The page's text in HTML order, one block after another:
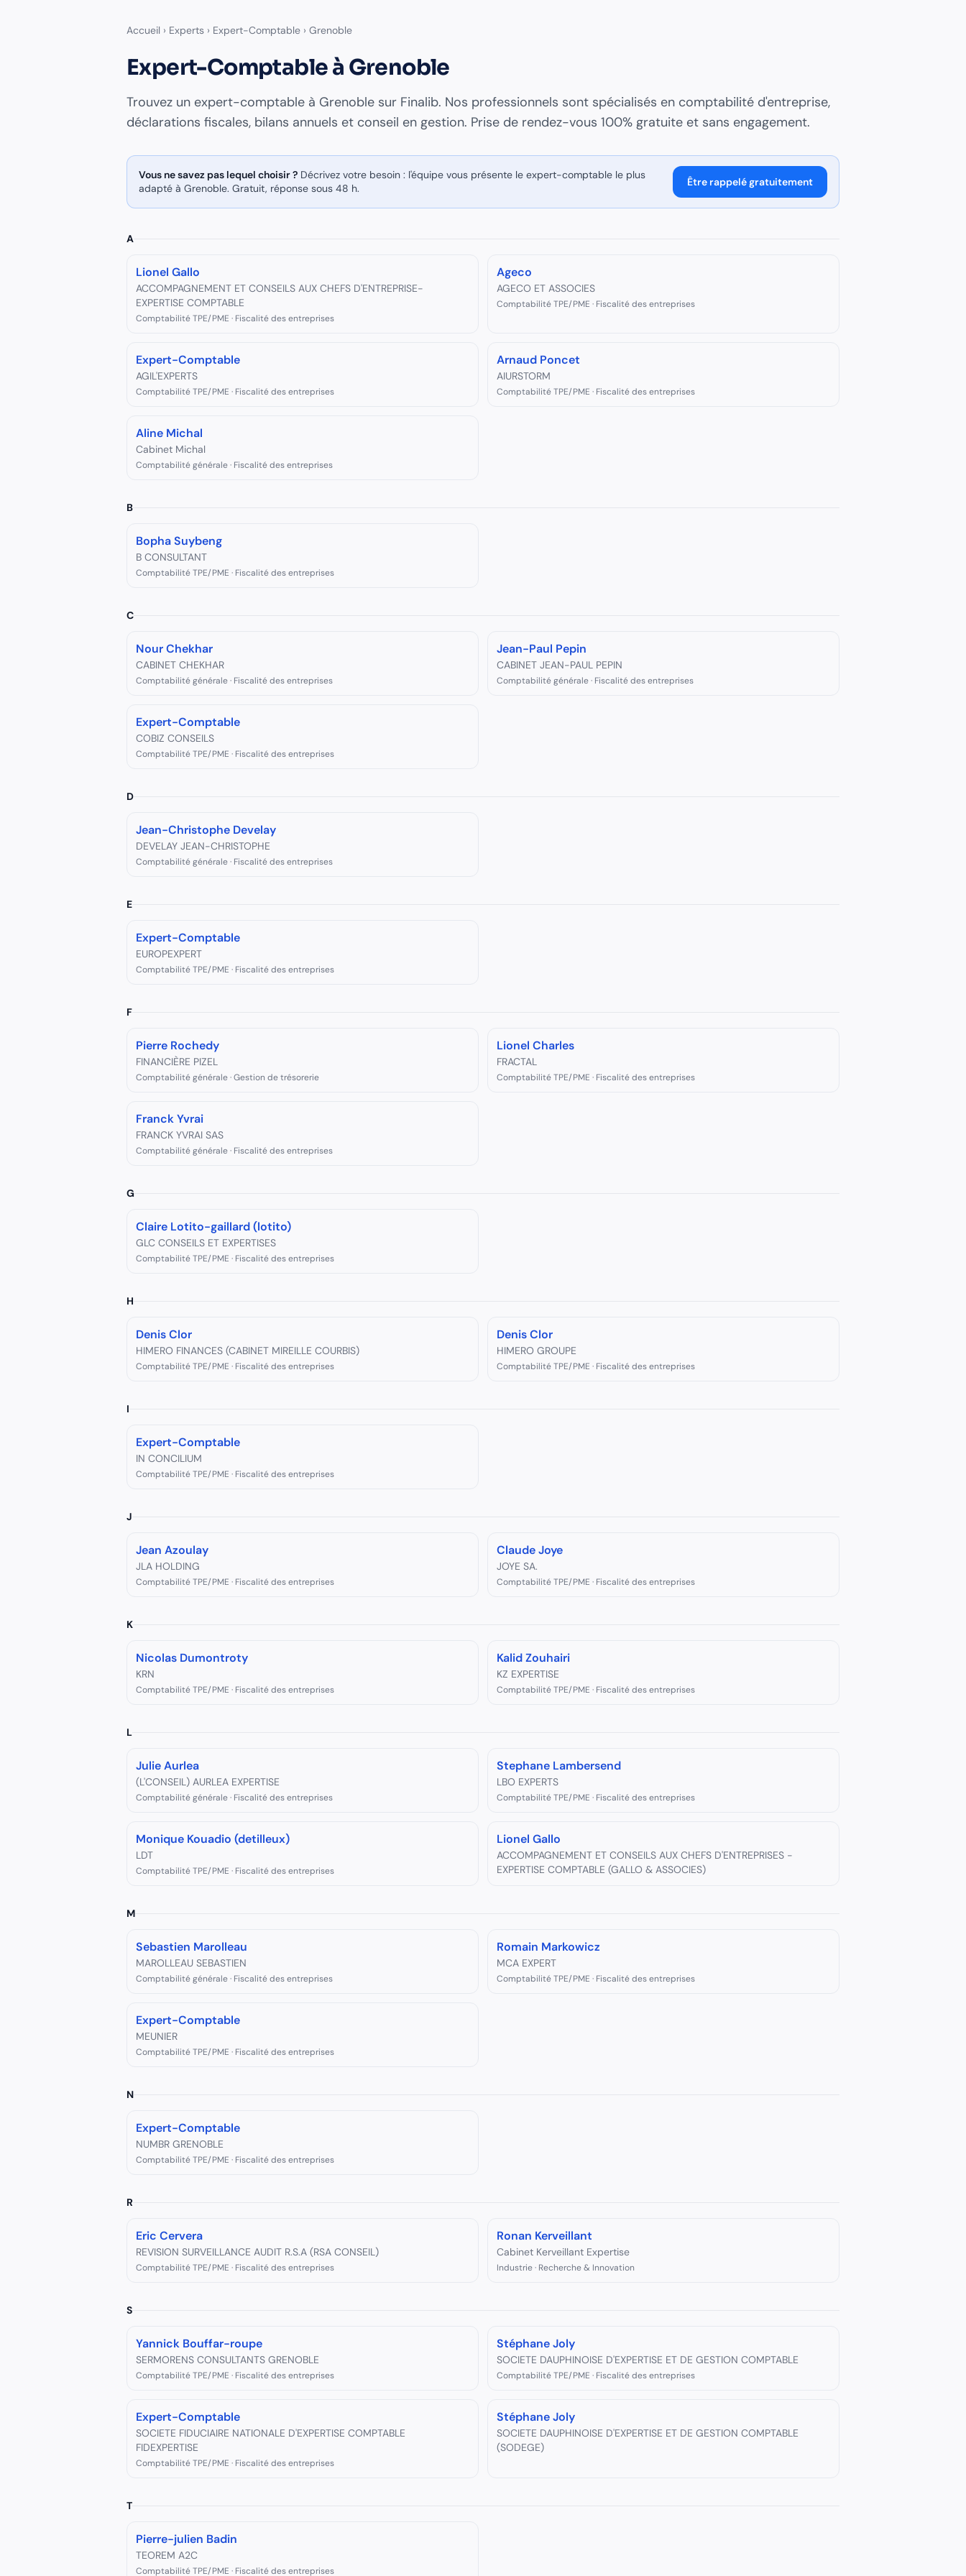
Accueil › Experts › Expert-Comptable › Grenoble
Expert-Comptableà Grenoble
Trouvez un expert-comptable à Grenoble sur Finalib. Nos professionnels sont spécialisés en comptabilité d'entreprise,
déclarations fiscales, bilans annuels et conseil en gestion. Prise de rendez-vous 100% gratuite et sans engagement.
Vous ne savez pas lequel choisir ? Décrivez votre besoin : l'équipe vous présente le expert-comptable le plus
adapté à Grenoble. Gratuit, réponse sous 48 h. Être rappelé gratuitement
A
Lionel Gallo
ACCOMPAGNEMENT ET CONSEILS AUX CHEFS D'ENTREPRISE-
EXPERTISE COMPTABLE
Comptabilité TPE/PME · Fiscalité des entreprises
Ageco
AGECO ET ASSOCIES
Comptabilité TPE/PME · Fiscalité des entreprises
Expert-Comptable
AGIL'EXPERTS
Comptabilité TPE/PME · Fiscalité des entreprises
Arnaud Poncet
AIURSTORM
Comptabilité TPE/PME · Fiscalité des entreprises
Aline Michal
Cabinet Michal
Comptabilité générale · Fiscalité des entreprises
B
Bopha Suybeng
B CONSULTANT
Comptabilité TPE/PME · Fiscalité des entreprises
C
Nour Chekhar
CABINET CHEKHAR
Comptabilité générale · Fiscalité des entreprises
Jean-Paul Pepin
CABINET JEAN-PAUL PEPIN
Comptabilité générale · Fiscalité des entreprises
Expert-Comptable
COBIZ CONSEILS
Comptabilité TPE/PME · Fiscalité des entreprises
D
Jean-Christophe Develay
DEVELAY JEAN-CHRISTOPHE
Comptabilité générale · Fiscalité des entreprises
E
Expert-Comptable
EUROPEXPERT
Comptabilité TPE/PME · Fiscalité des entreprises
F
Pierre Rochedy
FINANCIÈRE PIZEL
Comptabilité générale · Gestion de trésorerie
Lionel Charles
FRACTAL
Comptabilité TPE/PME · Fiscalité des entreprises
Franck Yvrai
FRANCK YVRAI SAS
Comptabilité générale · Fiscalité des entreprises
G
Claire Lotito-gaillard (lotito)
GLC CONSEILS ET EXPERTISES
Comptabilité TPE/PME · Fiscalité des entreprises
H
Denis Clor
HIMERO FINANCES (CABINET MIREILLE COURBIS)
Comptabilité TPE/PME · Fiscalité des entreprises
Denis Clor
HIMERO GROUPE
Comptabilité TPE/PME · Fiscalité des entreprises
I
Expert-Comptable
IN CONCILIUM
Comptabilité TPE/PME · Fiscalité des entreprises
J
Jean Azoulay
JLA HOLDING
Comptabilité TPE/PME · Fiscalité des entreprises
Claude Joye
JOYE SA.
Comptabilité TPE/PME · Fiscalité des entreprises
K
Nicolas Dumontroty
KRN
Comptabilité TPE/PME · Fiscalité des entreprises
Kalid Zouhairi
KZ EXPERTISE
Comptabilité TPE/PME · Fiscalité des entreprises
L
Julie Aurlea
(L'CONSEIL) AURLEA EXPERTISE
Comptabilité générale · Fiscalité des entreprises
Stephane Lambersend
LBO EXPERTS
Comptabilité TPE/PME · Fiscalité des entreprises
Monique Kouadio (detilleux)
LDT
Comptabilité TPE/PME · Fiscalité des entreprises
Lionel Gallo
ACCOMPAGNEMENT ET CONSEILS AUX CHEFS D'ENTREPRISES -
EXPERTISE COMPTABLE (GALLO & ASSOCIES)
M
Sebastien Marolleau
MAROLLEAU SEBASTIEN
Comptabilité générale · Fiscalité des entreprises
Romain Markowicz
MCA EXPERT
Comptabilité TPE/PME · Fiscalité des entreprises
Expert-Comptable
MEUNIER
Comptabilité TPE/PME · Fiscalité des entreprises
N
Expert-Comptable
NUMBR GRENOBLE
Comptabilité TPE/PME · Fiscalité des entreprises
R
Eric Cervera
REVISION SURVEILLANCE AUDIT R.S.A (RSA CONSEIL)
Comptabilité TPE/PME · Fiscalité des entreprises
Ronan Kerveillant
Cabinet Kerveillant Expertise
Industrie · Recherche & Innovation
S
Yannick Bouffar-roupe
SERMORENS CONSULTANTS GRENOBLE
Comptabilité TPE/PME · Fiscalité des entreprises
Stéphane Joly
SOCIETE DAUPHINOISE D'EXPERTISE ET DE GESTION COMPTABLE
Comptabilité TPE/PME · Fiscalité des entreprises
Expert-Comptable
SOCIETE FIDUCIAIRE NATIONALE D'EXPERTISE COMPTABLE
FIDEXPERTISE
Comptabilité TPE/PME · Fiscalité des entreprises
Stéphane Joly
SOCIETE DAUPHINOISE D'EXPERTISE ET DE GESTION COMPTABLE
(SODEGE)
T
Pierre-julien Badin
TEOREM A2C
Comptabilité TPE/PME · Fiscalité des entreprises